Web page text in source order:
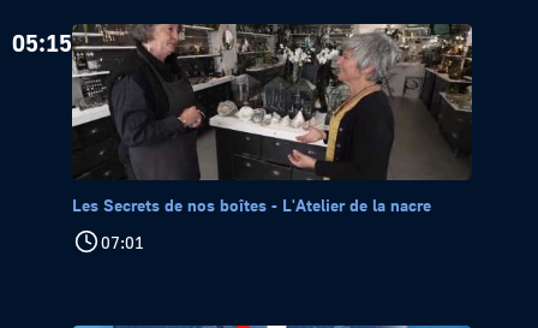
05:15
Les Secrets de nos boîtes - L'Atelier de la nacre
07:01